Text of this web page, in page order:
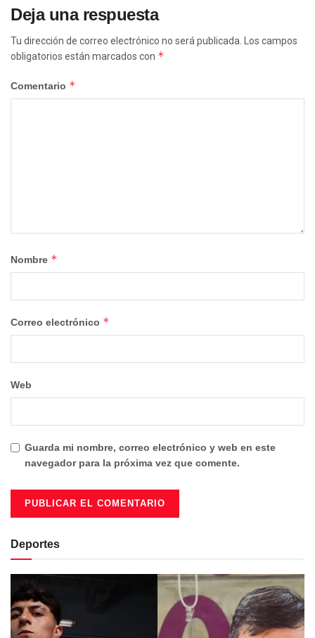
Deja una respuesta
Tu dirección de correo electrónico no será publicada.
Los campos
obligatorios están marcados con *
Comentario *
Nombre *
Correo electrónico *
Web
Guarda mi nombre, correo electrónico y web en este
navegador para la próxima vez que comente.
Deportes